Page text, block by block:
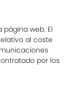
página web. El
al coste
por los